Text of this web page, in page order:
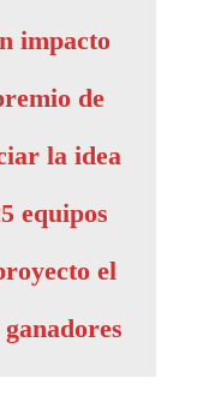
impacto
de
la idea
equipos
el